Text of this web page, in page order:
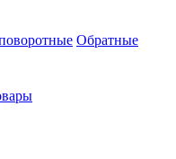
Обратные